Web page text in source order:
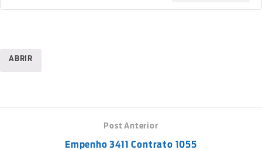
ABRIR
Post Anterior
Empenho 3411 Contrato 1055